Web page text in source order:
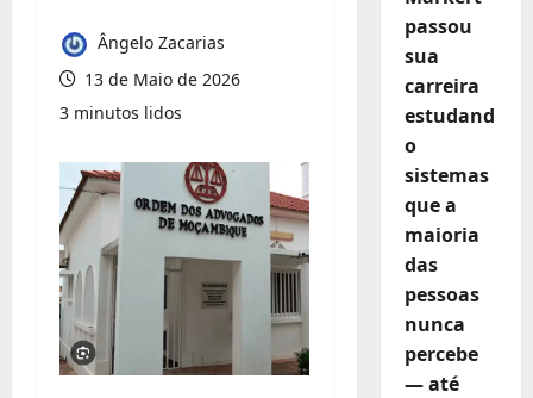
Ângelo Zacarias
13 de Maio de 2026
3 minutos lidos
passou
sua
carreira
estudand
o
sistemas
que a
maioria
das
pessoas
nunca
percebe
— até